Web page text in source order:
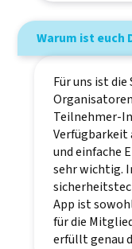
Warum ist euch
Für uns ist
Teilnehmer-
und einfache
sehr wichtig.
App ist
für die
erfüllt genau